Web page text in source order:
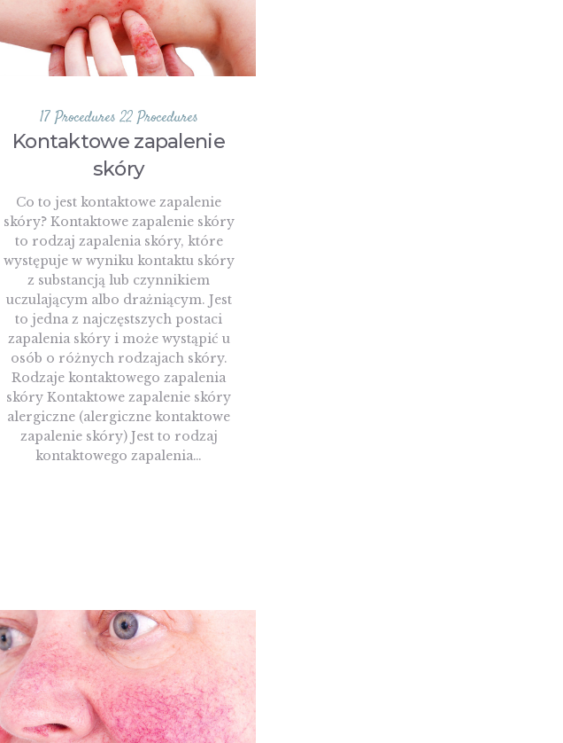
17 Procedures 22 Procedures
Kontaktowe zapalenie
skóry
Co to jest kontaktowe zapalenie
skóry? Kontaktowe zapalenie skóry
to rodzaj zapalenia skóry, które
występuje w wyniku kontaktu skóry
z substancją lub czynnikiem
uczulającym albo drażniącym. Jest
to jedna z najczęstszych postaci
zapalenia skóry i może wystąpić u
osób o różnych rodzajach skóry.
Rodzaje kontaktowego zapalenia
skóry Kontaktowe zapalenie skóry
alergiczne (alergiczne kontaktowe
zapalenie skóry) Jest to rodzaj
kontaktowego zapalenia…